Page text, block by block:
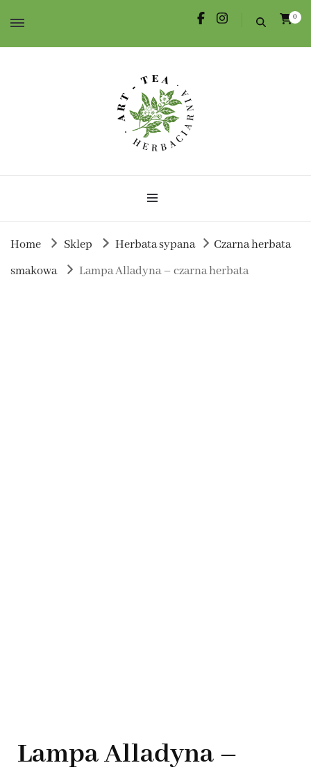
0
Herbaciarnia Art-Tea
Home Sklep Herbata sypana
Czarna herbata
smakowa
Lampa Alladyna – czarna herbata
Lampa Alladyna –